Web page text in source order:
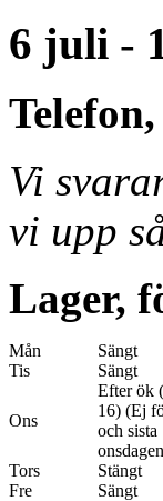
6 juli -
Vi
vi upp
Lager,
Mån
Sängt
Tis
Sängt
Ons
Efter ök
16) (Ej
och sista
Tors
Stängt
Fre
Sängt